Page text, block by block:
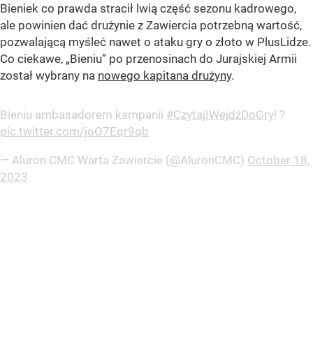
Bieniek co prawda stracił lwią część sezonu kadrowego,
ale powinien dać drużynie z Zawiercia potrzebną wartość,
pozwalającą myśleć nawet o ataku gry o złoto w PlusLidze.
Co ciekawe, „Bieniu” po przenosinach do Jurajskiej Armii
został wybrany na nowego kapitana drużyny.
Bieniu ambasadorem kampanii #CzytajIWejdźDoGry! ?
pic.twitter.com/joO7Eqr9qb
— Aluron CMC Warta Zawiercie (@AluronCMC) October 18,
2023